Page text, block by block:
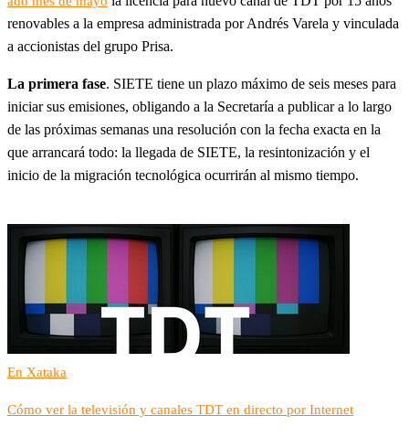
renovables a la empresa administrada por Andrés Varela y vinculada
a accionistas del grupo Prisa.
La primera fase. SIETE tiene un plazo máximo de seis meses para
iniciar sus emisiones, obligando a la Secretaría a publicar a lo largo
de las próximas semanas una resolución con la fecha exacta en la
que arrancará todo: la llegada de SIETE, la resintonización y el
inicio de la migración tecnológica ocurrirán al mismo tiempo.
En Xataka
Cómo ver la televisión y canales TDT en directo por Internet